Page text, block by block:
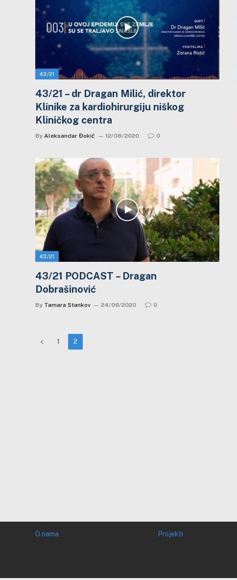
43/21
43/21 – dr Dragan Milić, direktor
Klinike za kardiohirurgiju niškog
Kliničkog centra
By Aleksandar Đokić 12/08/2020 0
43/21
43/21 PODCAST – Dragan
Dobrašinović
By Tamara Stankov 24/06/2020 0
Previous
1 2
O nama Projekti